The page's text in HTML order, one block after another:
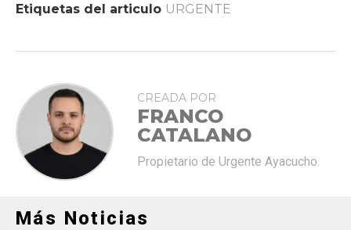
Etiquetas del articulo URGENTE
CREADA POR
FRANCO
CATALANO
Propietario de Urgente Ayacucho.
Más Noticias